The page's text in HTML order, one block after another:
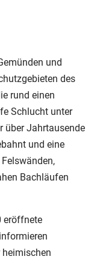
und
des
rund einen
Schlucht unter
über Jahrtausende
und eine
Bachläufen
eröffnete